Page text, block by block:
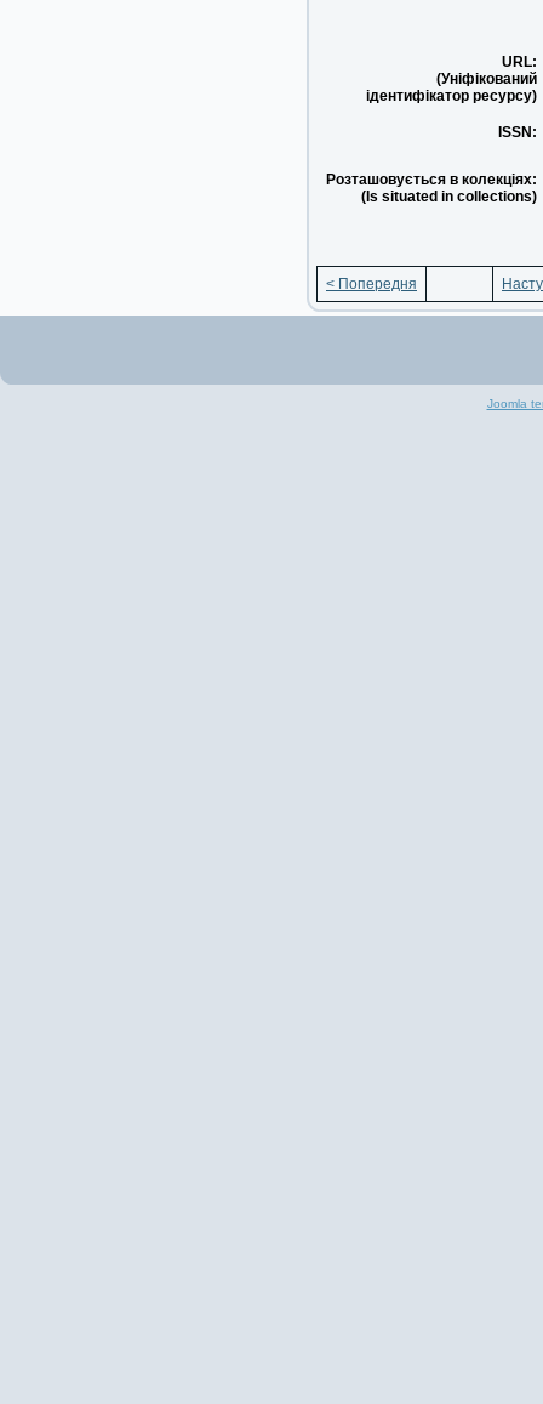
URL:
(Уніфікований
ідентифікатор ресурсу)
ISSN:
Розташовується в колекціях:
(Is situated in collections)
< Попередня
Joomla